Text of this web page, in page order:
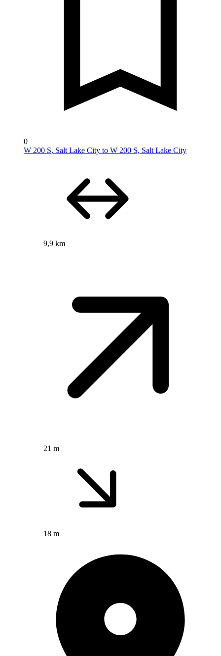
0
W 200 S, Salt Lake City to W 200 S, Salt Lake City
9,9 km
21 m
18 m